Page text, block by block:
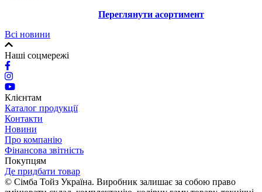
Переглянути асортимент
Всі новини
Наші соцмережі
Клієнтам
Каталог продукції
Контакти
Новини
Про компанію
Фінансова звітність
Покупцям
Де придбати товар
© Сімба Тойз Україна. Виробник залишає за собою право